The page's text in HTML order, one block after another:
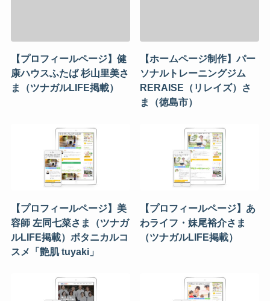
【プロフィールページ】健
康ハウスふたば 杉山里美さ
ま（ツナガルLIFE掲載）
【ホームページ制作】パー
ソナルトレーニングジム
RERAISE（リレイズ）さ
ま（徳島市）
【プロフィールページ】美
容師 左同七菜さま（ツナガ
ルLIFE掲載）ボタニカルコ
スメ「艶肌 tuyaki」
【プロフィールページ】あ
わライフ・妹尾裕介さま
（ツナガルLIFE掲載）